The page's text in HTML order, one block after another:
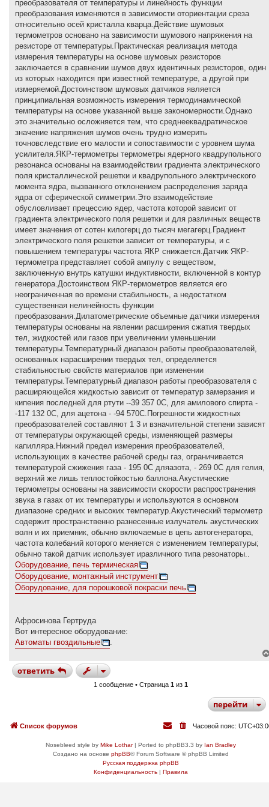
Оборудование, печь термическая
Оборудование, монтажный инструмент
Оборудование, для порошковой покраски печь
Афросинова Гертруда
Вот интересное оборудование:
Автоматы гвоздильные
ответить
1 сообщение • Страница 1из 1
перейти
Список форумов Часовой пояс:
Nosebleed style by Mike Lothar| Ported to phpBB3.3 by Ian Bradley
Создано на основе phpBB® Forum Software © phpBB Limited
Русская поддержка phpBB
Конфиденциальность| Правила